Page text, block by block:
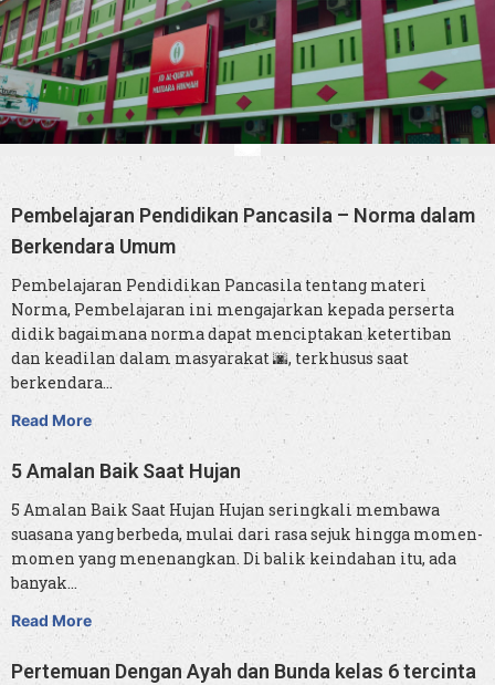
Pembelajaran Pendidikan Pancasila – Norma dalam
Berkendara Umum
Pembelajaran Pendidikan Pancasila tentang materi
Norma, Pembelajaran ini mengajarkan kepada perserta
didik bagaimana norma dapat menciptakan ketertiban
dan keadilan dalam masyarakat 🌆, terkhusus saat
berkendara…
Read More
5 Amalan Baik Saat Hujan
5 Amalan Baik Saat Hujan Hujan seringkali membawa
suasana yang berbeda, mulai dari rasa sejuk hingga momen-
momen yang menenangkan. Di balik keindahan itu, ada
banyak…
Read More
Pertemuan Dengan Ayah dan Bunda kelas 6 tercinta